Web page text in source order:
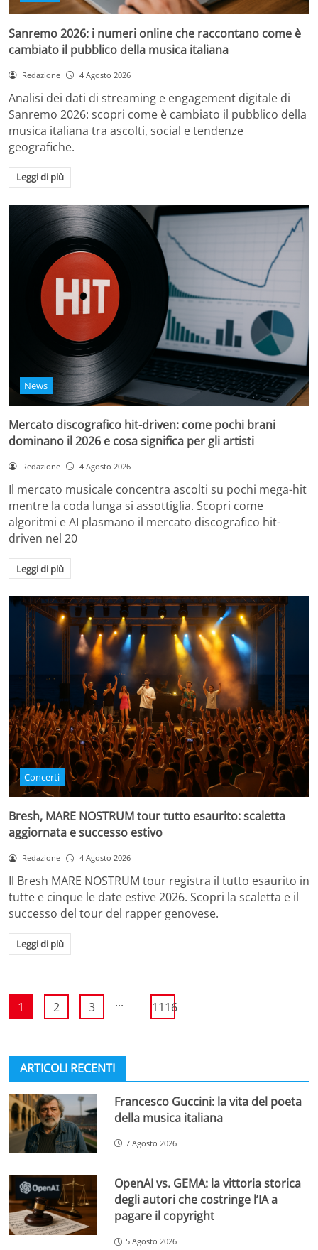
Sanremo 2026: i numeri online che raccontano come è
cambiato il pubblico della musica italiana
Redazione 4 Agosto 2026
Analisi dei dati di streaming e engagement digitale di
Sanremo 2026: scopri come è cambiato il pubblico della
musica italiana tra ascolti, social e tendenze
geografiche.
Leggi di più
News
Mercato discografico hit-driven: come pochi brani
dominano il 2026 e cosa significa per gli artisti
Redazione 4 Agosto 2026
Il mercato musicale concentra ascolti su pochi mega-hit
mentre la coda lunga si assottiglia. Scopri come
algoritmi e AI plasmano il mercato discografico hit-
driven nel 20
Leggi di più
Concerti
Bresh, MARE NOSTRUM tour tutto esaurito: scaletta
aggiornata e successo estivo
Redazione 4 Agosto 2026
Il Bresh MARE NOSTRUM tour registra il tutto esaurito in
tutte e cinque le date estive 2026. Scopri la scaletta e il
successo del tour del rapper genovese.
Leggi di più
1 2 3 ... 1116
ARTICOLI RECENTI
Francesco Guccini: la vita del poeta
della musica italiana
7 Agosto 2026
OpenAI vs. GEMA: la vittoria storica
degli autori che costringe l’IA a
pagare il copyright
5 Agosto 2026